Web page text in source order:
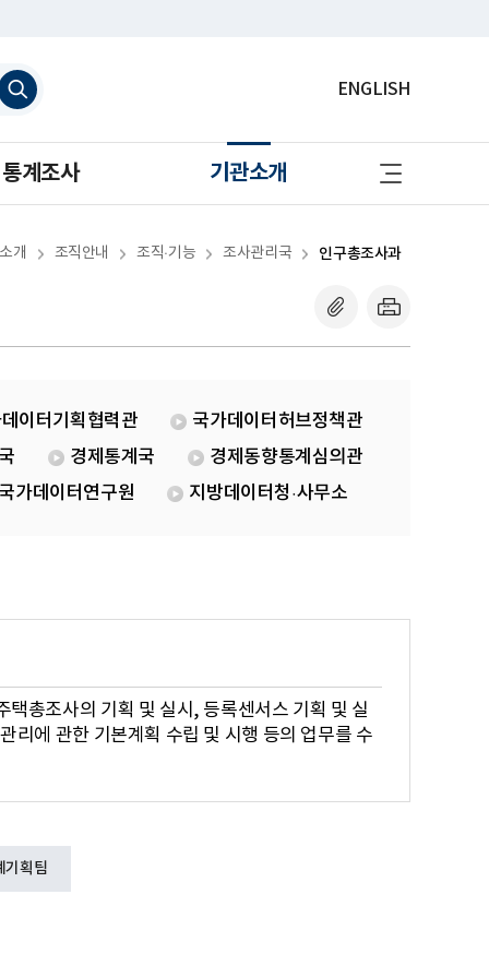
검
하
ENGLISH
통계조사 기관소개
사
이
로
개 조직안내 조직·기능 조사관리국 인구총조사과
이터기획협력관
국가데이터허브정책관
경제통계국
경제동향통계심의관
국가데이터연구원 지방데이터청·사무소
총조사의 기획 및 실시, 등록센서스 기획 및 실
리에 관한 기본계획 수립 및 시행 등의 업무를 수
기획팀